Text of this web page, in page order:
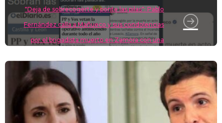
"Deja de sobrecogerte y ponte las pilas": Pablo
Fernández calla a Mañueco y sus condolencias
por el brigadista muerto en Zamora con una